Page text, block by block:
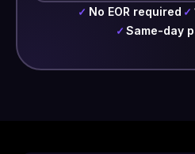
✓ No EOR required ✓
✓ Same-day